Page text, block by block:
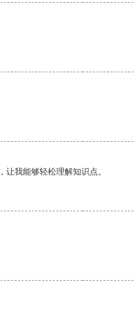
我能够轻松理解知识点。